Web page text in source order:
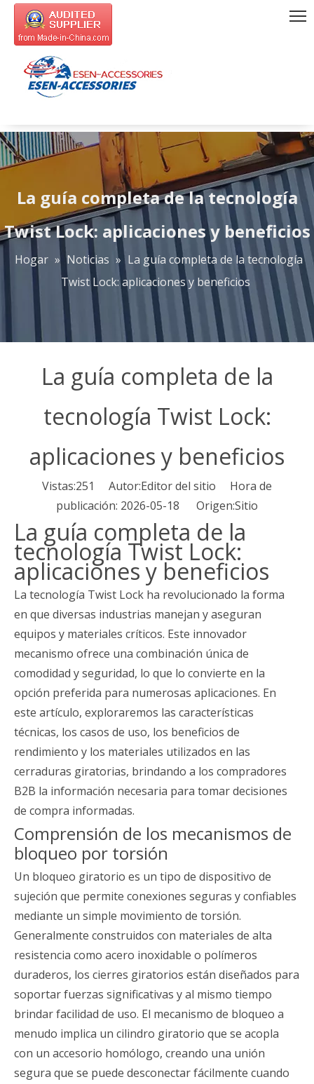
La guía completa de la tecnología
Twist Lock: aplicaciones y beneficios
Hogar » Noticias » La guía completa de la tecnología
Twist Lock: aplicaciones y beneficios
La guía completa de la
tecnología Twist Lock:
aplicaciones y beneficios
Vistas:251
Autor:Editor del sitio Hora de
publicación: 2026-05-18 Origen:Sitio
La guía completa de la
tecnología Twist Lock:
aplicaciones y beneficios
La tecnología Twist Lock ha revolucionado la forma
en que diversas industrias manejan y aseguran
equipos y materiales críticos. Este innovador
mecanismo ofrece una combinación única de
comodidad y seguridad, lo que lo convierte en la
opción preferida para numerosas aplicaciones. En
este artículo, exploraremos las características
técnicas, los casos de uso, los beneficios de
rendimiento y los materiales utilizados en las
cerraduras giratorias, brindando a los compradores
B2B la información necesaria para tomar decisiones
de compra informadas.
Comprensión de los mecanismos de
bloqueo por torsión
Un bloqueo giratorio es un tipo de dispositivo de
sujeción que permite conexiones seguras y confiables
mediante un simple movimiento de torsión.
Generalmente construidos con materiales de alta
resistencia como acero inoxidable o polímeros
duraderos, los cierres giratorios están diseñados para
soportar fuerzas significativas y al mismo tiempo
brindar facilidad de uso. El mecanismo de bloqueo a
menudo implica un cilindro giratorio que se acopla
con un accesorio homólogo, creando una unión
segura que se puede desconectar fácilmente cuando